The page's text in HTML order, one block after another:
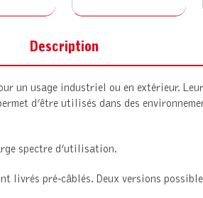
Description
un usage industriel ou en extérieur.
d’être utilisés dans des
spectre d’utilisation.
livrés pré-câblés. Deux versions